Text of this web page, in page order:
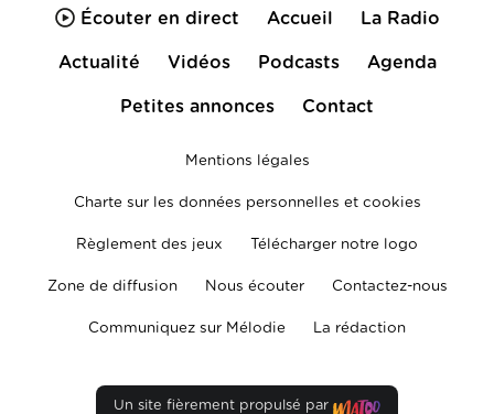
Écouter en direct Accueil La Radio
Actualité Vidéos Podcasts Agenda
Petites annonces Contact
Mentions légales
Charte sur les données personnelles et cookies
Règlement des jeux Télécharger notre logo
Zone de diffusion Nous écouter Contactez-nous
Communiquez sur Mélodie La rédaction
Un site fièrement propulsé par